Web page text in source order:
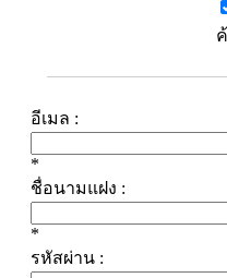
อีเมล :
*
ชื่อนามแฝง :
*
รหัสผ่าน :